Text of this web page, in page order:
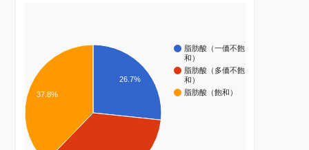
脂肪酸（一価不飽
和）
脂肪酸（多価不飽
和）
脂肪酸（飽和）
26.7%
37.8%